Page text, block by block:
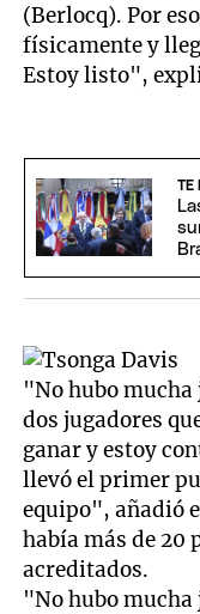
(Berlocq). Por
físicamente y
Estoy listo",
TE
"No hubo mucha
dos jugadores
ganar y estoy
llevó el primer
equipo", añadió
había más de 20
acreditados.
"No hubo mucha